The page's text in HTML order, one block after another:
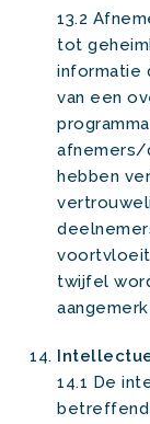
13.2
tot
informatie
van een
afnemers/
hebben
voortvloeit
twijfel
14.1 De